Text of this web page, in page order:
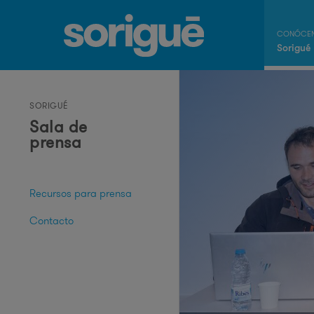
Sorigué
SORIGUÉ
Sala de
prensa
Recursos para prensa
Contacto